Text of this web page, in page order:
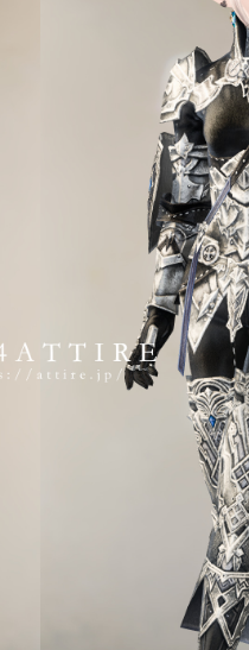
フルフェイス
頭装備ギミックあり
ノースリーブ